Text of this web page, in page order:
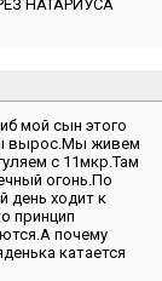
НАТАРИУСА
мой сын этого
вырос.Мы живем
с 11мкр.Там
огонь.По
день ходит к
принцип
почему
катается